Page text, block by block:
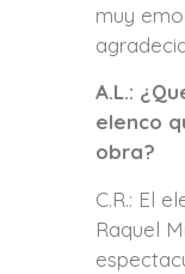
muy
A.L.:
elenco
obra?
C.R.: El
Raquel